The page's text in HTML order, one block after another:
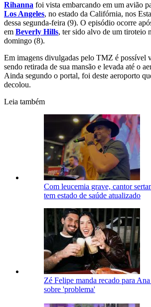
Rihanna foi vista embarcando em um avião
Los Angeles, no estado da Califórnia, nos
dessa segunda-feira (9). O episódio ocorre
em Beverly Hills, ter sido alvo de um tiroteio
domingo (8).
Em imagens divulgadas pelo TMZ é possível
sendo retirada de sua mansão e levada até o
Ainda segundo o portal, foi deste aeroporto
decolou.
Leia também
Com leucemia grave, cantor
tem estado de saúde atualizado
Zé Felipe manda recado para
sobre 'problema'